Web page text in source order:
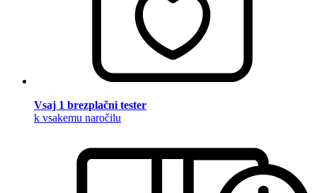
Vsaj 1 brezplačni tester
k vsakemu naročilu